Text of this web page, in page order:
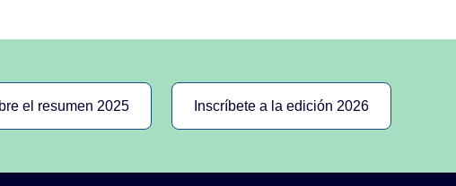
el resumen 2025 Inscríbete a la edición 2026